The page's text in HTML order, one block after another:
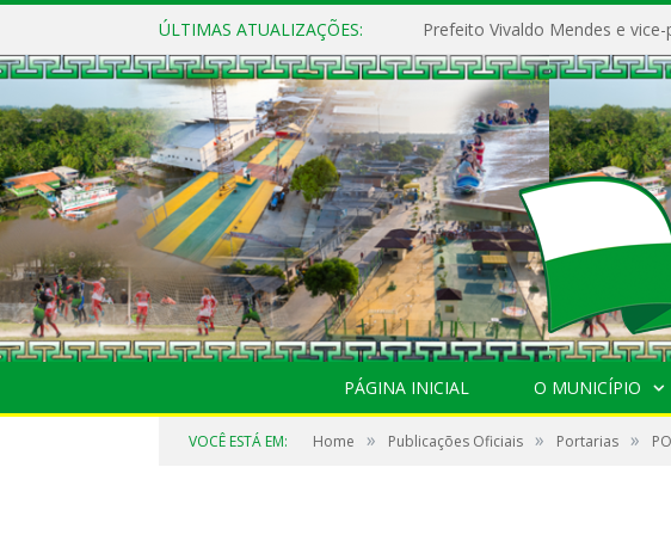
ÚLTIMAS ATUALIZAÇÕES:
PÁGINA INICIAL O MUNICÍPIO
VOCÊ ESTÁ EM: Home » Publicações Oficiais » Portarias »